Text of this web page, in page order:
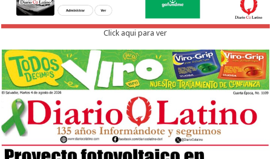
Click aqui para ver